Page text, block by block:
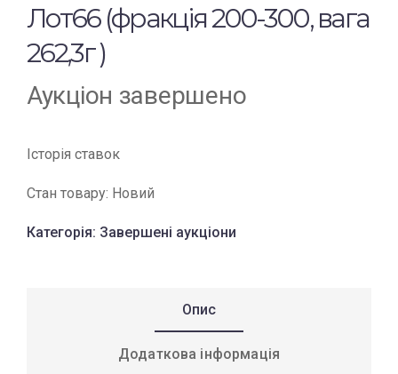
Лот66 (фракція 200-300, вага
262,3г )
Аукціон завершено
Історія ставок
Стан товару: Новий
Категорія: Завершені аукціони
Опис
Додаткова інформація